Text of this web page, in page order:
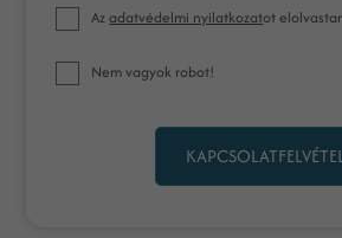
Azadatvédelmi nyilatkozatot
Nem vagyok robot!